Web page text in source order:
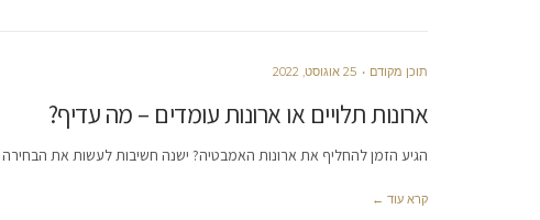
תוכן מקודם 25 אוגוסט, 2022
ארונות תלויים או ארונות עומדים – מה עדיף?
הגיע הזמן להחליף את ארונות האמבטיה? ישנה חשיבות לעשות את הבחירה
קרא עוד ←